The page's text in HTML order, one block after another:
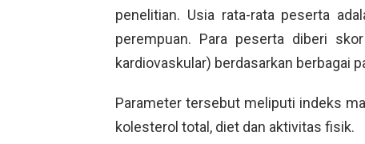
penelitian. Usia rata-rata peserta
perempuan. Para peserta diberi
kardiovaskular) berdasarkan berbagai
Parameter tersebut meliputi indeks
kolesterol total, diet dan aktivitas fisik.